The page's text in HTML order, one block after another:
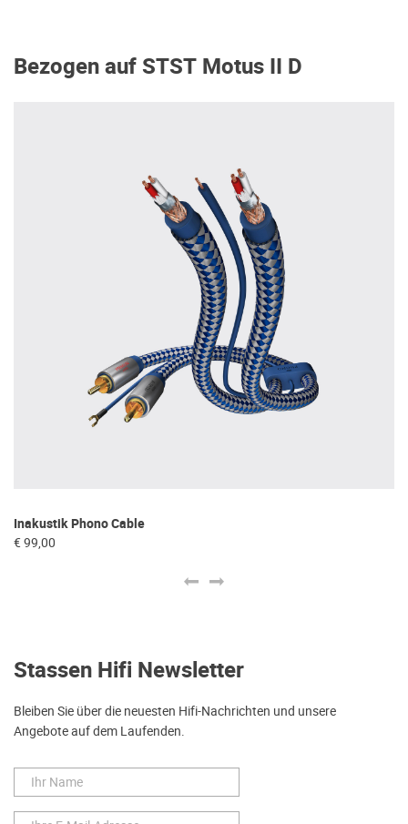
Bezogen auf STST Motus II D
Inakustik Phono Cable
€ 99,00
Stassen Hifi Newsletter
Bleiben Sie über die neuesten Hifi-Nachrichten und unsere
Angebote auf dem Laufenden.